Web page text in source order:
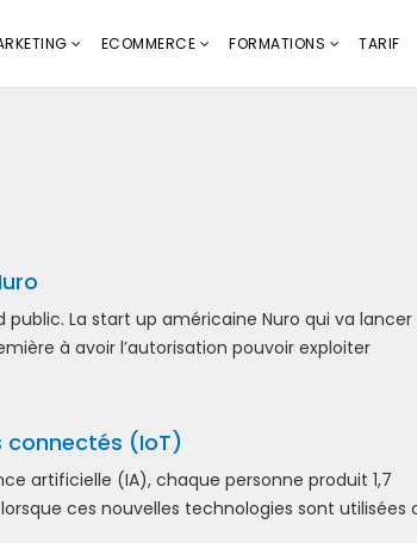
ECOMMERCE FORMATIONS TARIF
La start up américaine Nuro qui va lancer
à avoir l’autorisation pouvoir exploiter
connectés (IoT)
artificielle (IA), chaque personne produit 1,7
ces nouvelles technologies sont utilisées